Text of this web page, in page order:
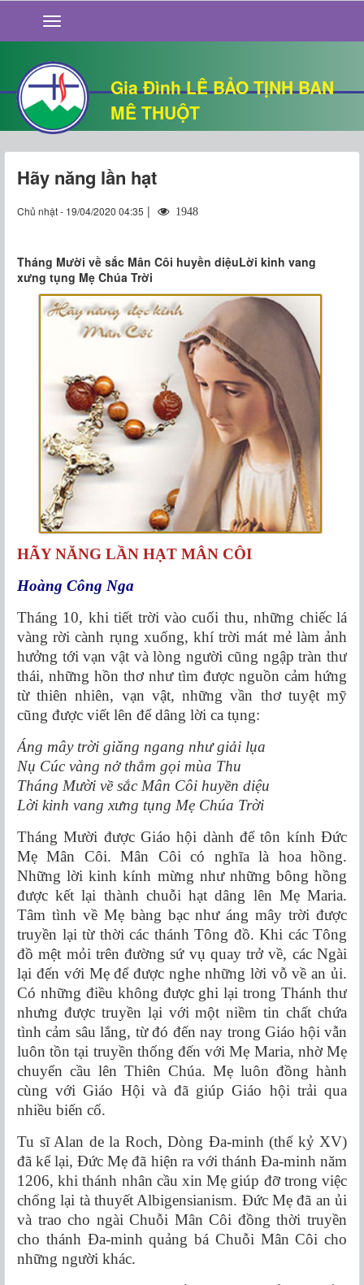
Gia Đình LÊ BẢO TỊNH BAN
MÊ THUỘT
GIỚI THIỆU
TIN TỨC
SỐNG ĐẠO
CHUYỆN NHÀ
QUÁN VĂN
THƯ GIÃN
Hãy năng lần hạt
Chủ nhật - 19/04/2020 04:35 | 1948
Tháng Mười về sắc Mân Côi huyền diệuLời kinh vang
xưng tụng Mẹ Chúa Trời
HÃY NĂNG LẦN HẠT MÂN CÔI
Hoàng Công Nga
Tháng 10, khi tiết trời vào cuối thu, những chiếc lá
vàng rời cành rụng xuống, khí trời mát mẻ làm ảnh
hưởng tới vạn vật và lòng người cũng ngập tràn thư
thái, những hồn thơ như tìm được nguồn cảm hứng
từ thiên nhiên, vạn vật, những vần thơ tuyệt mỹ
cũng được viết lên để dâng lời ca tụng:
Áng mây trời giăng ngang như giải lụa
Nụ Cúc vàng nở thắm gọi mùa Thu
Tháng Mười về sắc Mân Côi huyền diệu
Lời kinh vang xưng tụng Mẹ Chúa Trời
Tháng Mười được Giáo hội dành để tôn kính Đức
Mẹ Mân Côi. Mân Côi có nghĩa là hoa hồng.
Những lời kinh kính mừng như những bông hồng
được kết lại thành chuỗi hạt dâng lên Mẹ Maria.
Tâm tình về Mẹ bàng bạc như áng mây trời được
truyền lại từ thời các thánh Tông đồ. Khi các Tông
đồ mệt mỏi trên đường sứ vụ quay trở về, các Ngài
lại đến với Mẹ để được nghe những lời vỗ về an ủi.
Có những điều không được ghi lại trong Thánh thư
nhưng được truyền lại với một niềm tin chất chứa
tình cảm sâu lắng, từ đó đến nay trong Giáo hội vẫn
luôn tồn tại truyền thống đến với Mẹ Maria, nhờ Mẹ
chuyển cầu lên Thiên Chúa. Mẹ luôn đồng hành
cùng với Giáo Hội và đã giúp Giáo hội trải qua
nhiều biến cố.
Tu sĩ Alan de la Roch, Dòng Đa-minh (thế kỷ XV)
đã kể lại, Đức Mẹ đã hiện ra với thánh Đa-minh năm
1206, khi thánh nhân cầu xin Mẹ giúp đỡ trong việc
chống lại tà thuyết Albigensianism. Đức Mẹ đã an ủi
và trao cho ngài Chuỗi Mân Côi đồng thời truyền
cho thánh Đa-minh quảng bá Chuỗi Mân Côi cho
những người khác.